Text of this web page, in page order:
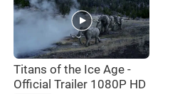
Titans of the Ice Age -
Official Trailer 1080P HD